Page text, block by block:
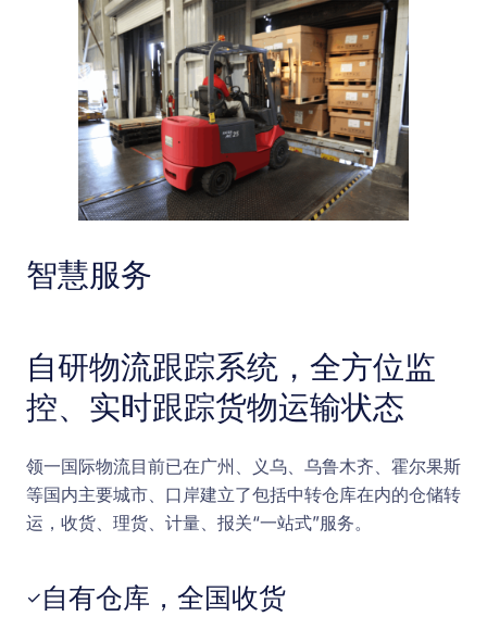
智慧服务
自研物流跟踪系统，全方位监
控、实时跟踪货物运输状态
领一国际物流目前已在广州、义乌、乌鲁木齐、霍尔果斯
等国内主要城市、口岸建立了包括中转仓库在内的仓储转
运，收货、理货、计量、报关“一站式”服务。
✓ 自有仓库，全国收货